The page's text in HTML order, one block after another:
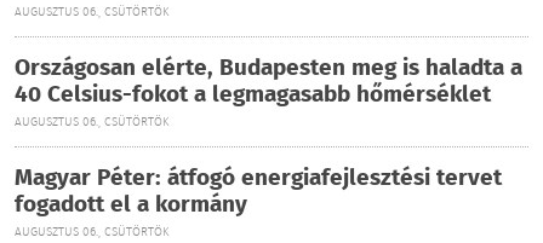
AUGUSZTUS 06., CSÜTÖRTÖK
Országosan elérte, Budapesten meg is haladta a
40 Celsius-fokot a legmagasabb hőmérséklet
AUGUSZTUS 06., CSÜTÖRTÖK
Magyar Péter: átfogó energiafejlesztési tervet
fogadott el a kormány
AUGUSZTUS 06., CSÜTÖRTÖK